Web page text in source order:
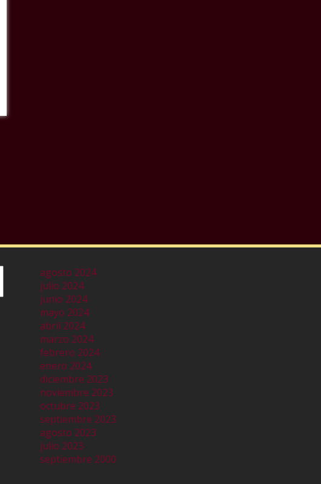
agosto 2024
julio 2024
junio 2024
mayo 2024
abril 2024
marzo 2024
febrero 2024
enero 2024
diciembre 2023
noviembre 2023
octubre 2023
septiembre 2023
agosto 2023
julio 2023
septiembre 2000